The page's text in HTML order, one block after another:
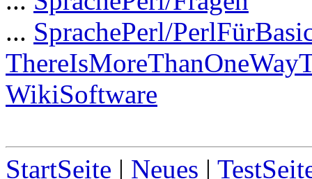
... SprachePerl/
WikiSoftware
StartSeite | Neues |